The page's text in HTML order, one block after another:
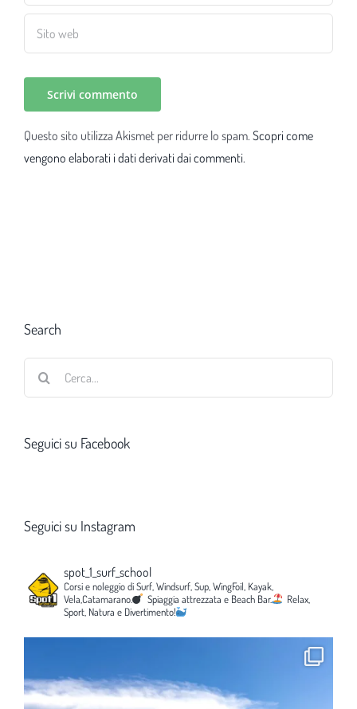
Questo sito utilizza Akismet per ridurre lo spam. Scopri come
vengono elaborati i dati derivati dai commenti.
Search
Seguici su Facebook
Seguici su Instagram
spot_1_surf_school
Corsi e noleggio di Surf, Windsurf, Sup, WingFoil, Kayak,
Vela,Catamarano.
Spiaggia attrezzata e Beach Bar.
Relax,
Sport, Natura e Divertimento!